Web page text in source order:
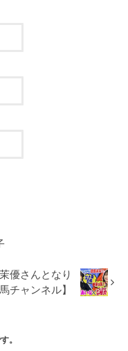
優さんとなり
チャンネル】
。